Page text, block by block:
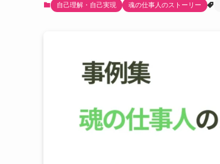
自己理解・自己実現 魂の仕事人のストーリー